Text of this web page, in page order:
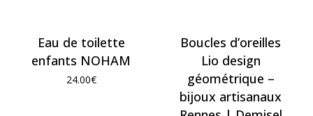
Eau de toilette
enfants NOHAM
24.00€
Boucles d’oreilles
Lio design
géométrique –
bijoux artisanaux